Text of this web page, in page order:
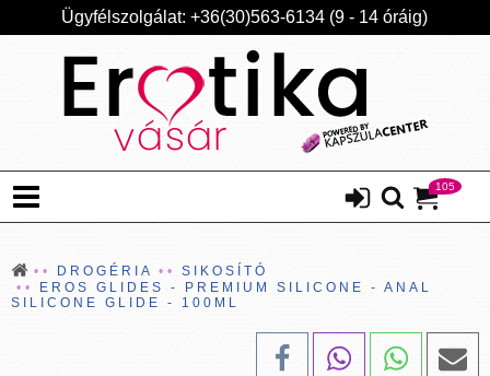
Ügyfélszolgálat: +36(30)563-6134 (9 - 14 óráig)
105
DROGÉRIA
SIKOSÍTÓ
EROS GLIDES - PREMIUM SILICONE - ANAL
SILICONE GLIDE - 100ML